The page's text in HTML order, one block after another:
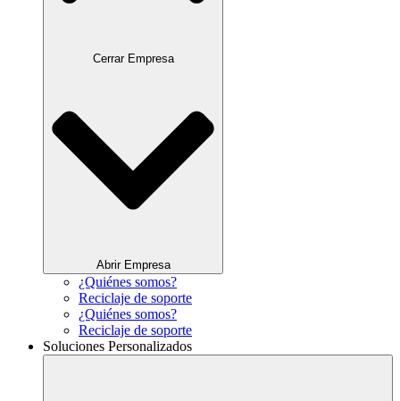
Cerrar Empresa
Abrir Empresa
¿Quiénes somos?
Reciclaje de soporte
¿Quiénes somos?
Reciclaje de soporte
Soluciones Personalizados